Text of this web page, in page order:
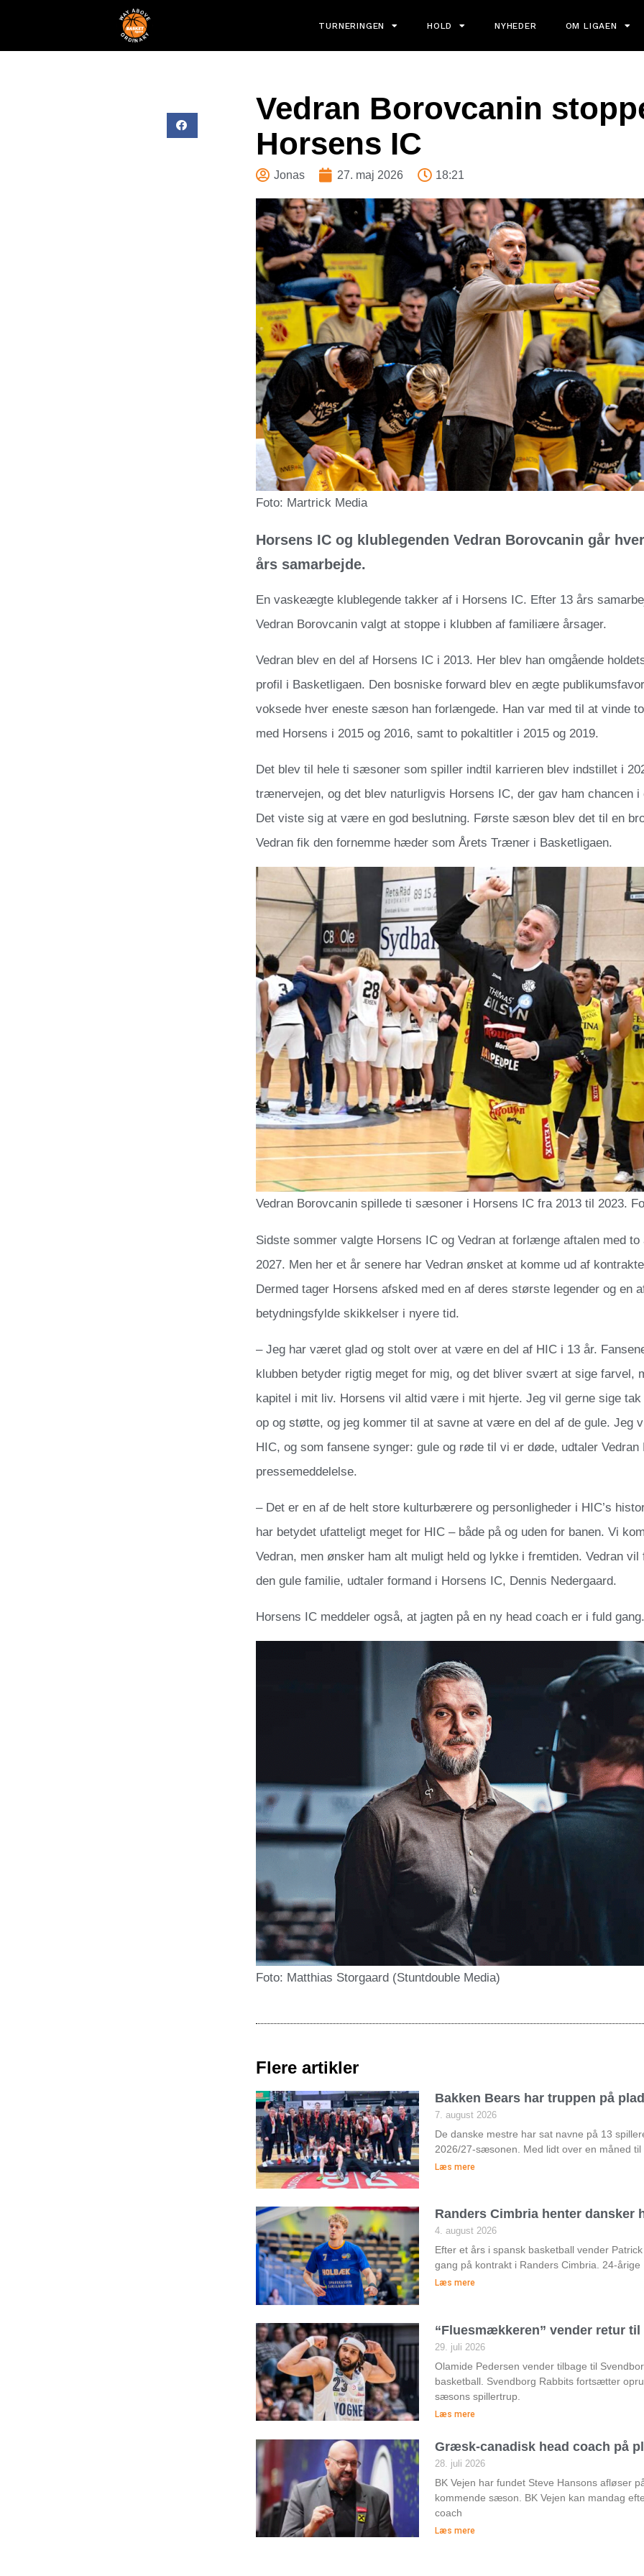
TURNERINGEN HOLD NYHEDER OM LIGAEN
Vedran Borovcanin
Horsens IC
Jonas 27. maj 2026 18:21
Foto: Martrick Media
Horsens IC og klublegenden Vedran Borovcanin går
års samarbejde.
En vaskeægte klublegende takker af i Horsens IC. Efter 13 års
Vedran Borovcanin valgt at stoppe i klubben af familiære årsager.
Vedran blev en del af Horsens IC i 2013. Her blev han omgående
profil i Basketligaen. Den bosniske forward blev en ægte
voksede hver eneste sæson han forlængede. Han var med til at vinde
med Horsens i 2015 og 2016, samt to pokaltitler i 2015 og 2019.
Det blev til hele ti sæsoner som spiller indtil karrieren blev indstillet i
trænervejen, og det blev naturligvis Horsens IC, der gav ham chancen
Det viste sig at være en god beslutning. Første sæson blev det til en
Vedran fik den fornemme hæder som Årets Træner i Basketligaen.
Vedran Borovcanin spillede ti sæsoner i Horsens IC fra 2013 til 2023.
Sidste sommer valgte Horsens IC og Vedran at forlænge aftalen med
2027. Men her et år senere har Vedran ønsket at komme ud af
Dermed tager Horsens afsked med en af deres største legender og en
betydningsfylde skikkelser i nyere tid.
– Jeg har været glad og stolt over at være en del af HIC i 13 år.
klubben betyder rigtig meget for mig, og det bliver svært at sige farvel,
kapitel i mit liv. Horsens vil altid være i mit hjerte. Jeg vil gerne sige
op og støtte, og jeg kommer til at savne at være en del af de gule. Jeg
HIC, og som fansene synger: gule og røde til vi er døde, udtaler
pressemeddelelse.
– Det er en af de helt store kulturbærere og personligheder i HIC’s
har betydet ufatteligt meget for HIC – både på og uden for banen. Vi
Vedran, men ønsker ham alt muligt held og lykke i fremtiden. Vedran
den gule familie, udtaler formand i Horsens IC, Dennis Nedergaard.
Horsens IC meddeler også, at jagten på en ny head coach er i fuld gang.
Foto: Matthias Storgaard (Stuntdouble Media)
Flere artikler
Bakken Bears har truppen på
7. august 2026
De danske mestre har sat navne på 13
2026/27-sæsonen. Med lidt over en måned
Læs mere
Randers Cimbria henter dansker
4. august 2026
Efter et års i spansk basketball vender
gang på kontrakt i Randers Cimbria. 24-årige
Læs mere
“Fluesmækkeren” vender retur
29. juli 2026
Olamide Pedersen vender tilbage til
basketball. Svendborg Rabbits fortsætter
sæsons spillertrup.
Læs mere
Græsk-canadisk head coach på
28. juli 2026
BK Vejen har fundet Steve Hansons afløser
kommende sæson. BK Vejen kan mandag
coach
Læs mere